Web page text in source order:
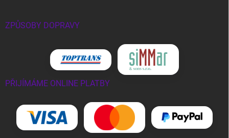
ZPŮSOBY DOPRAVY
PŘIJÍMÁME ONLINE PLATBY